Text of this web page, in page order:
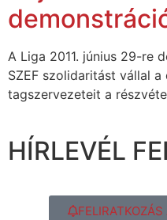
A Liga 2011. június 29-re
SZEF szolidaritást vállal
tagszervezeteit a
HÍRLEVÉL
FELIRATKOZÁS